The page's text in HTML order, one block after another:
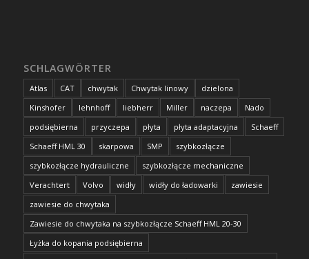
SCHLAGWÖRTER
Atlas CAT chwytak Chwytak linowy
dzielona
Kinshofer
lehnhoff liebherr Miller naczepa
Nado
podsiębierna
przyczepa płyta płyta adaptacyjna
Schaeff
Schaeff HML 30
skarpowa SMP
szybkozłącze
szybkozłącze hydrauliczne
szybkozłącze mechaniczne
Verachtert
Volvo widły widły do ładowarki
zawiesie
zawiesie do chwytaka
Zawiesie do chwytaka na szybkozłącze Schaeff HML 20-30
Łyżka do kopania podsiębierna